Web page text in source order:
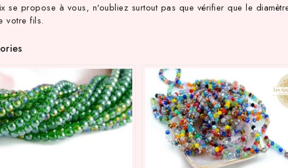
se propose à vous, n'oubliez surtout pas que vérifier que le
votre fils.